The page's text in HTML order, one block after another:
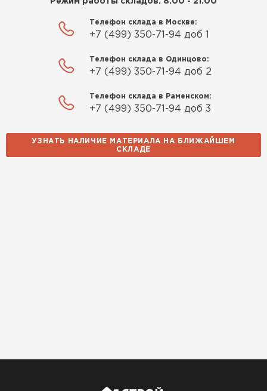
Телефон склада в Москве:
+7 (499) 350-71-94 доб 1
Телефон склада в Одинцово:
+7 (499) 350-71-94 доб 2
Телефон склада в Раменском:
+7 (499) 350-71-94 доб 3
УЗНАТЬ НАЛИЧИЕ МАТЕРИАЛА НА БЛИЖАЙШЕМ
СКЛАДЕ